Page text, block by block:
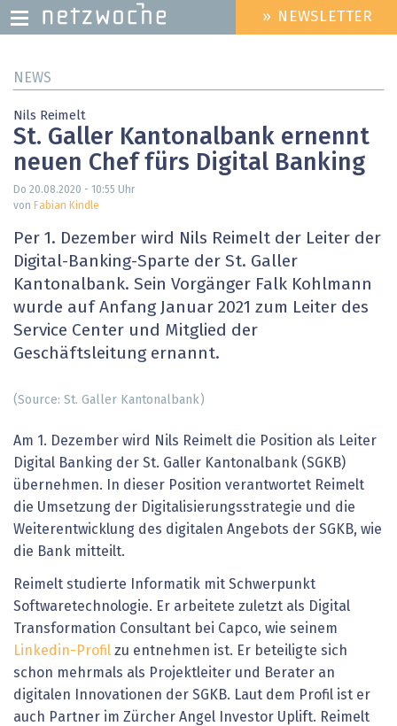
zum
HEADER
MENU
» NEWSLETTER
NEWS
Nils Reimelt
St. Galler Kantonalbank ernennt
neuen Chef fürs Digital Banking
Do 20.08.2020 - 10:55 Uhr
von Fabian Kindle
Per 1. Dezember wird Nils Reimelt der Leiter der
Digital-Banking-Sparte der St. Galler
Kantonalbank. Sein Vorgänger Falk Kohlmann
wurde auf Anfang Januar 2021 zum Leiter des
Service Center und Mitglied der
Geschäftsleitung ernannt.
(Source: St. Galler Kantonalbank)
Am 1. Dezember wird Nils Reimelt die Position als Leiter
Digital Banking der St. Galler Kantonalbank (SGKB)
übernehmen. In dieser Position verantwortet Reimelt
die Umsetzung der Digitalisierungsstrategie und die
Weiterentwicklung des digitalen Angebots der SGKB, wie
die Bank mitteilt.
Reimelt studierte Informatik mit Schwerpunkt
Softwaretechnologie. Er arbeitete zuletzt als Digital
Transformation Consultant bei Capco, wie seinem
Linkedin-Profil zu entnehmen ist. Er beteiligte sich
schon mehrmals als Projektleiter und Berater an
digitalen Innovationen der SGKB. Laut dem Profil ist er
auch Partner im Zürcher Angel Investor Uplift. Reimelt